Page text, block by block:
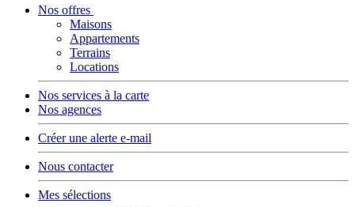
Nos offres
Maisons
Appartements
Terrains
Locations
Nos services à la carte
Nos agences
Créer une alerte e-mail
Nous contacter
Mes sélections